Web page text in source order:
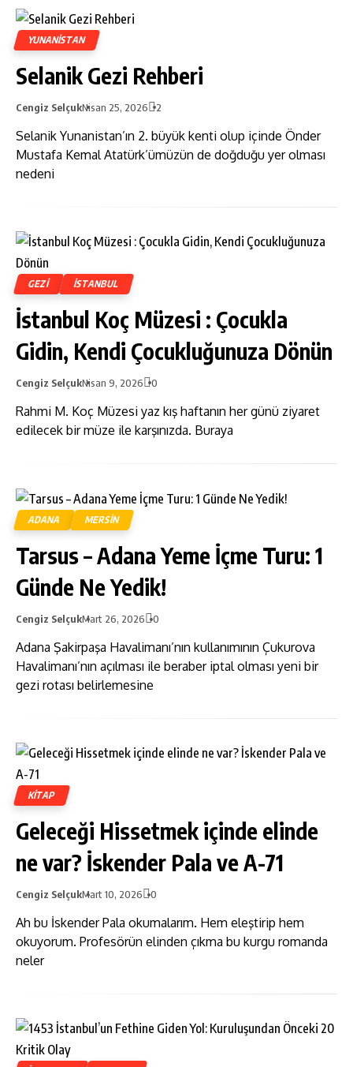
YUNANISTAN
Selanik Gezi Rehberi
Cengiz SelçukNisan 25, 2026 2
Selanik Yunanistan’ın 2. büyük kenti olup içinde Önder
Mustafa Kemal Atatürk’ümüzün de doğduğu yer olması
nedeni
GEZI ISTANBUL
İstanbul Koç Müzesi : Çocukla
Gidin, Kendi Çocukluğunuza Dönün
Cengiz SelçukNisan 9, 2026 0
Rahmi M. Koç Müzesi yaz kış haftanın her günü ziyaret
edilecek bir müze ile karşınızda. Buraya
ADANA MERSIN
Tarsus – Adana Yeme İçme Turu: 1
Günde Ne Yedik!
Cengiz SelçukMart 26, 2026 0
Adana Şakirpaşa Havalimanı’nın kullanımının Çukurova
Havalimanı’nın açılması ile beraber iptal olması yeni bir
gezi rotası belirlemesine
KITAP
Geleceği Hissetmek içinde elinde
ne var? İskender Pala ve A-71
Cengiz SelçukMart 10, 2026 0
Ah bu İskender Pala okumalarım. Hem eleştirip hem
okuyorum. Profesörün elinden çıkma bu kurgu romanda
neler